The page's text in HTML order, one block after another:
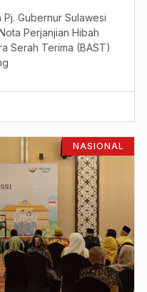
Gubernur Sulawesi
Perjanjian Hibah
Serah Terima (BAST)
NASIONAL